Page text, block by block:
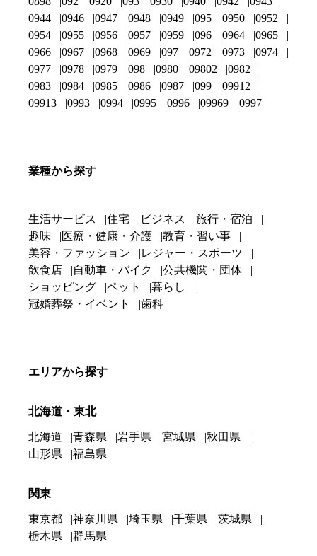
0944
0946 0947 0948 0949 095 0950
0952
0954
0955 0956 0957 0959 096 0964
0965
0966
0967 0968 0969 097 0972 0973
0974
0977
0978 0979 098 0980 09802
0982
0983
0984 0985 0986 0987 099
09912
09913
0993 0994 0995 0996 09969 0997
業種から探す
生活サービス 住宅 ビジネス
旅行・宿泊
趣味
医療・健康・介護
教育・習い事
美容・ファッション
レジャー・スポーツ
飲食店
自動車・バイク
公共機関・団体
ショッピング
ペット
暮らし
冠婚葬祭・イベント
歯科
エリアから探す
北海道・東北
北海道 青森県 岩手県 宮城県
秋田県
山形県
福島県
関東
東京都 神奈川県 埼玉県 千葉県
茨城県
栃木県
群馬県